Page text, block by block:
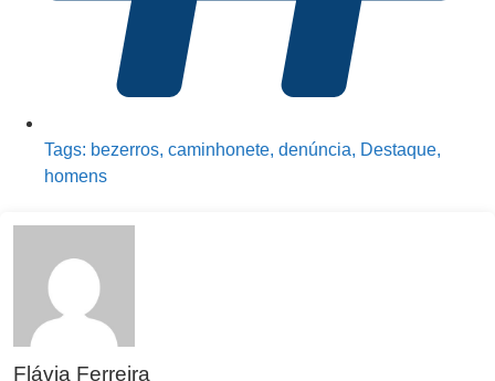
Tags: bezerros, caminhonete, denúncia, Destaque,
homens
Flávia Ferreira